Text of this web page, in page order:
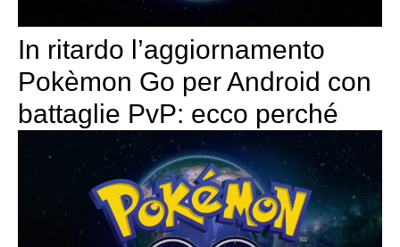
In ritardo l’aggiornamento
Pokèmon Go per Android con
battaglie PvP: ecco perché